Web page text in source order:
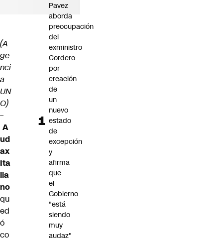
(A
ge
nci
a
UN
O)
–
A
ud
ax
Ita
lia
no
qu
ed
ó
co
Pavez
aborda
preocupación
del
exministro
Cordero
por
creación
de
un
nuevo
estado
de
excepción
y
afirma
que
el
Gobierno
"está
siendo
muy
audaz"